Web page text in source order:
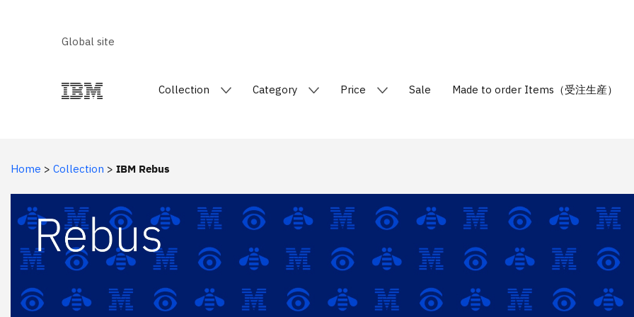
Global site
Collection Category Price Sale Made to order Items（受注生産）
Home > Collection > IBM Rebus